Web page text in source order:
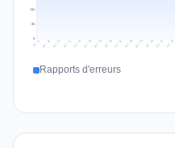
52
104
Jul 9 Jul 10 Jul 11 Jul 12 Jul 13 Jul 14 Jul 15 Jul 16 Jul 17 Jul 18 Jul 19 Jul 20 Jul 21 Jul 22
Rapports d'erreurs